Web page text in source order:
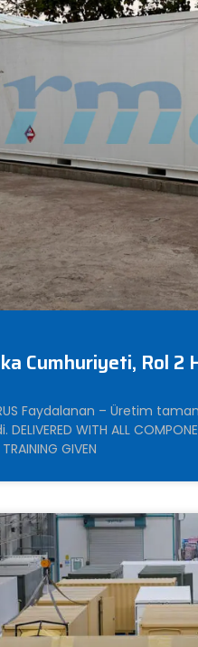
Cumhuriyeti, Rol 2
Faydalanan – Üretim
WITH ALL
GIVEN